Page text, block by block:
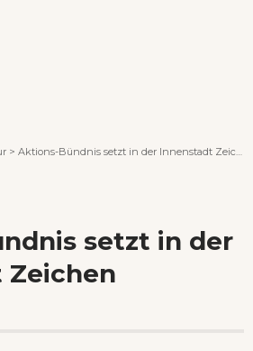
> Aktions-Bündnis setzt in der Innenstadt Zeichen
setzt in der
Zeichen